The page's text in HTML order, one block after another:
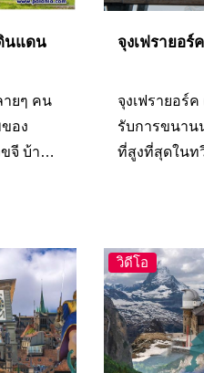
นแดน
ยๆ คน
อง
จี บ้าน
อมดิน
ไป
รม และ
ป็นเสน่ห์
รั้ง
จุงเฟรายอร์
จุงเฟรายอร์ค
รับการขนานน
ที่สูงที่สุดในท
สูงสลับซับซ้
ทั้งปี ที่นี่จึงเ
หลายๆ คนที่สั
วิดีโอ